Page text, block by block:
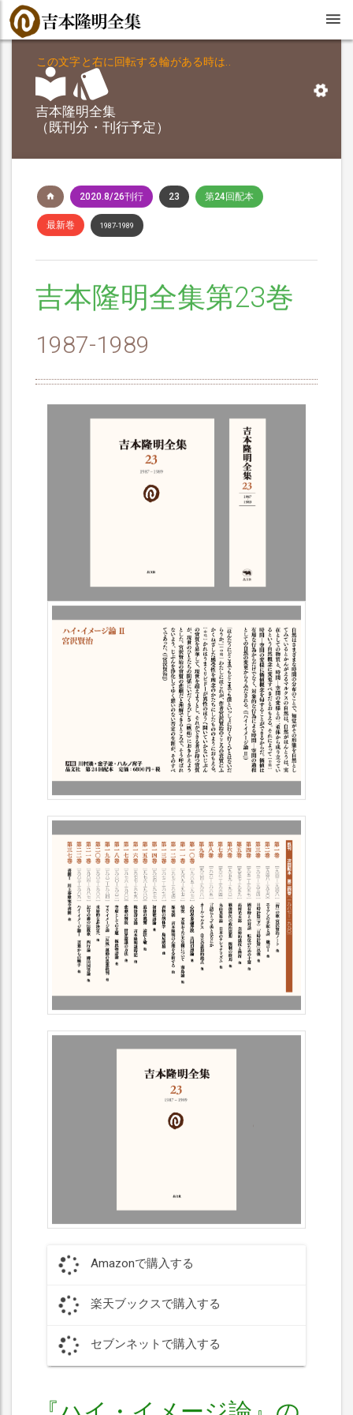
吉本隆明全集
（既刊分・刊行予定）
この文字と右に回転する輪がある時は..
2020.8/26刊行 23 第24回配本
最新巻 1987-1989
吉本隆明全集第23巻
1987-1989
Amazonで購入する
楽天ブックスで購入する
セブンネットで購入する